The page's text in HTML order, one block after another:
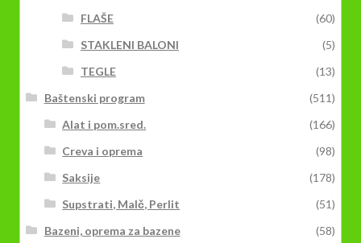
FLAŠE
(60)
STAKLENI BALONI
(5)
TEGLE
(13)
Baštenski program
(511)
Alat i pom.sred.
(166)
Creva i oprema
(98)
Saksije
(178)
Supstrati, Malč, Perlit
(51)
Bazeni, oprema za bazene
(58)